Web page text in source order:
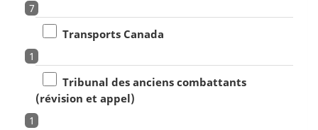
7
Transports Canada
1
Tribunal des anciens combattants
(révision et appel)
1